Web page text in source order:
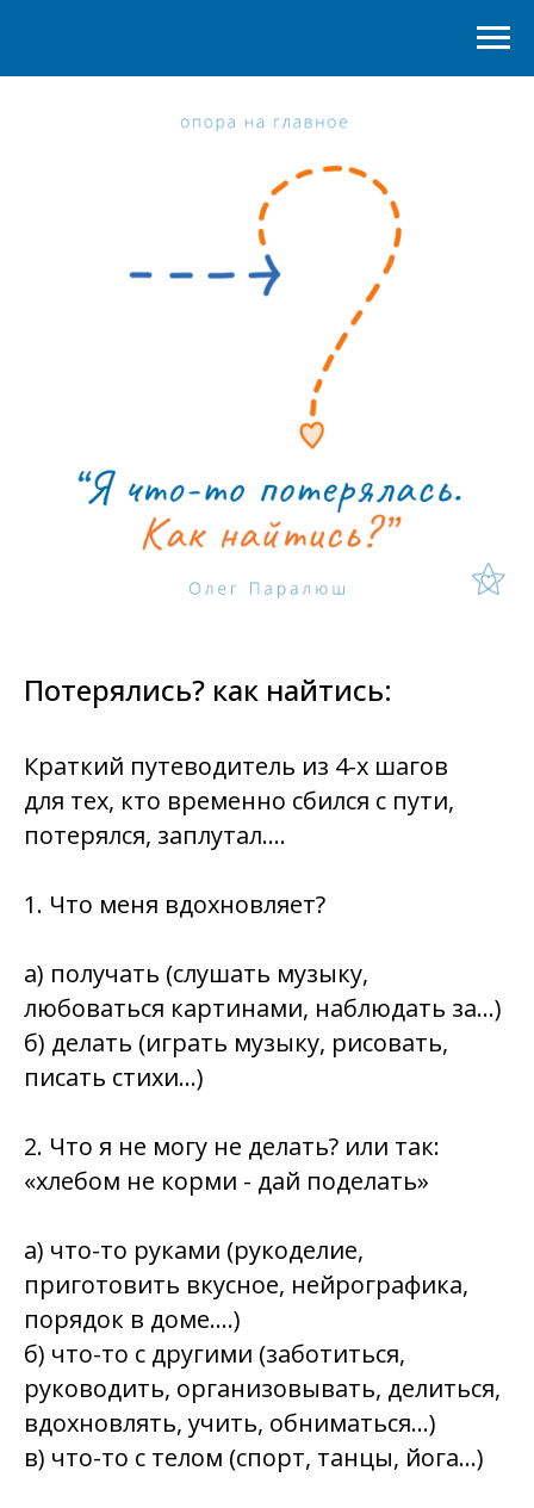
Потерялись? как найтись:
Краткий путеводитель из 4-х шагов
для тех, кто временно сбился с пути,
потерялся, заплутал….
1. Что меня вдохновляет?
а) получать (слушать музыку,
любоваться картинами, наблюдать за…)
б) делать (играть музыку, рисовать,
писать стихи…)
2. Что я не могу не делать? или так:
«хлебом не корми - дай поделать»
а) что-то руками (рукоделие,
приготовить вкусное, нейрографика,
порядок в доме….)
б) что-то с другими (заботиться,
руководить, организовывать, делиться,
вдохновлять, учить, обниматься…)
в) что-то с телом (спорт, танцы, йога…)